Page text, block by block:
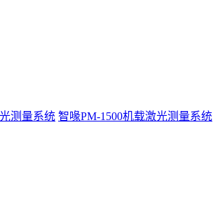
测量系统 智喙PM-1500机载激光测量系统